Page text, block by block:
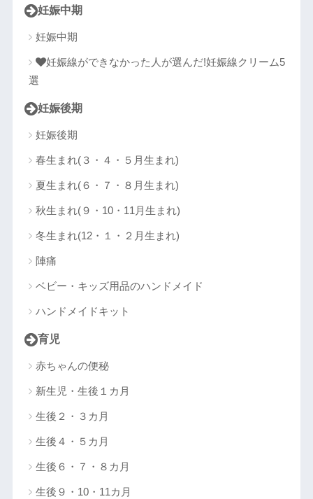
妊娠中期
妊娠中期
妊娠線ができなかった人が選んだ!妊娠線クリーム5
選
妊娠後期
妊娠後期
春生まれ(３・４・５月生まれ)
夏生まれ(６・７・８月生まれ)
秋生まれ(９・10・11月生まれ)
冬生まれ(12・１・２月生まれ)
陣痛
ベビー・キッズ用品のハンドメイド
ハンドメイドキット
育児
赤ちゃんの便秘
新生児・生後１カ月
生後２・３カ月
生後４・５カ月
生後６・７・８カ月
生後９・10・11カ月